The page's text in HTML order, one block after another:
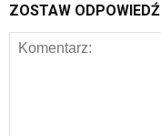
ZOSTAW ODPOWIEDŹ